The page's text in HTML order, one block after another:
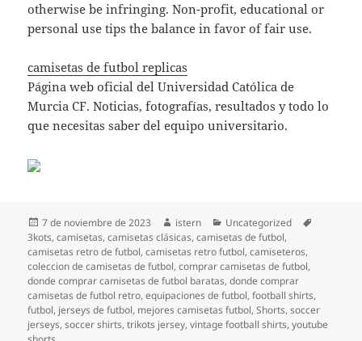
otherwise be infringing. Non-profit, educational or
personal use tips the balance in favor of fair use.
camisetas de futbol replicas
Página web oficial del Universidad Católica de
Murcia CF. Noticias, fotografías, resultados y todo lo
que necesitas saber del equipo universitario.
Publicado
el
7 de noviembre de 2023 Autor
istern Categorías
Uncategorized
3kots,camisetas,camisetas clásicas,camisetas de futbol,
camisetas retro de futbol,camisetas retro futbol,camiseteros,
coleccion de camisetas de futbol,comprar camisetas de futbol,
donde comprar camisetas de futbol baratas,donde comprar
camisetas de futbol retro,equipaciones de futbol,football shirts,
futbol, jerseys de futbol, mejores camisetas futbol,Shorts,soccer
jerseys,soccer shirts,trikots jersey,vintage football shirts,youtube